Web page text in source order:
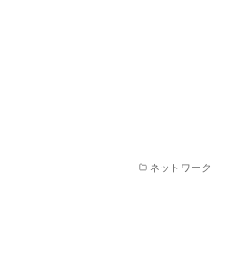
ネットワーク